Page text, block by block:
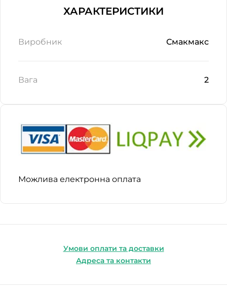
ХАРАКТЕРИСТИКИ
Виробник Смакмакс
Вага 2
Можлива електронна оплата
Умови оплати та доставки
Адреса та контакти